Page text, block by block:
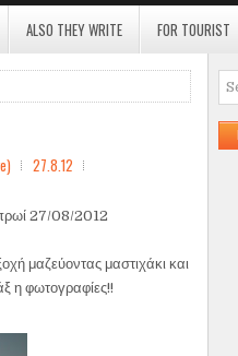
ALSO THEY WRITE FOR TOURIST
27.8.12
27/08/2012
μαζεύοντας μαστιχάκι και
η φωτογραφίες!!